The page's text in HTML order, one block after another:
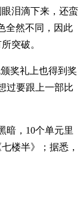
泪滴下来，还蛮
全然不同，因此
突破。
奖礼上也得到奖
过要跟上一部比
暗，10个单元里
楼半》；据悉，